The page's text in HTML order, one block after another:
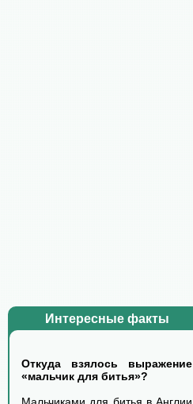
Интересные факты
Откуда взялось выражение
«мальчик для битья»?